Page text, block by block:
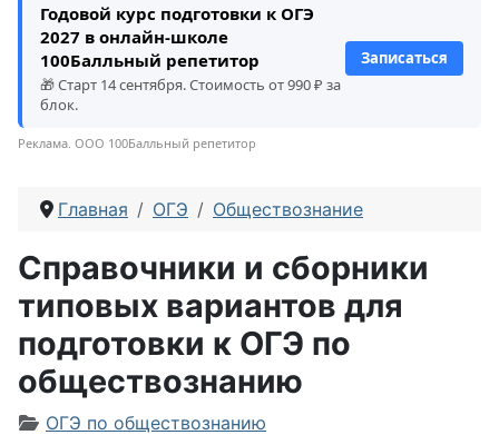
Годовой курс подготовки к ОГЭ
2027 в онлайн-школе
100Балльный репетитор
🎁 Старт 14 сентября. Стоимость от 990 ₽ за
блок.
Записаться
Реклама. ООО 100Балльный репетитор
Главная ОГЭ Обществознание
Справочники и сборники
типовых вариантов для
подготовки к ОГЭ по
обществознанию
Информация о материале
ОГЭ по обществознанию